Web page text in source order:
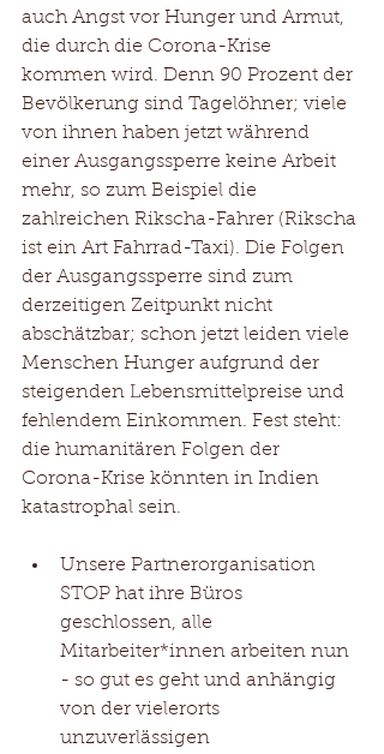
auch Angst vor Hunger und Armut,
die durch die Corona-Krise
kommen wird. Denn 90 Prozent der
Bevölkerung sind Tagelöhner; viele
von ihnen haben jetzt während
einer Ausgangssperre keine Arbeit
mehr, so zum Beispiel die
zahlreichen Rikscha-Fahrer (Rikscha
ist ein Art Fahrrad-Taxi). Die Folgen
der Ausgangssperre sind zum
derzeitigen Zeitpunkt nicht
abschätzbar; schon jetzt leiden viele
Menschen Hunger aufgrund der
steigenden Lebensmittelpreise und
fehlendem Einkommen. Fest steht:
die humanitären Folgen der
Corona-Krise könnten in Indien
katastrophal sein.
Unsere Partnerorganisation
STOP hat ihre Büros
geschlossen, alle
Mitarbeiter*innen arbeiten nun
- so gut es geht und anhängig
von der vielerorts
unzuverlässigen